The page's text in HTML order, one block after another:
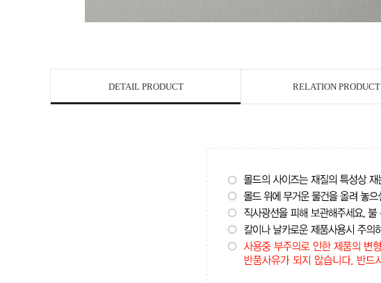
DETAIL PRODUCT RELATION PRODUCT